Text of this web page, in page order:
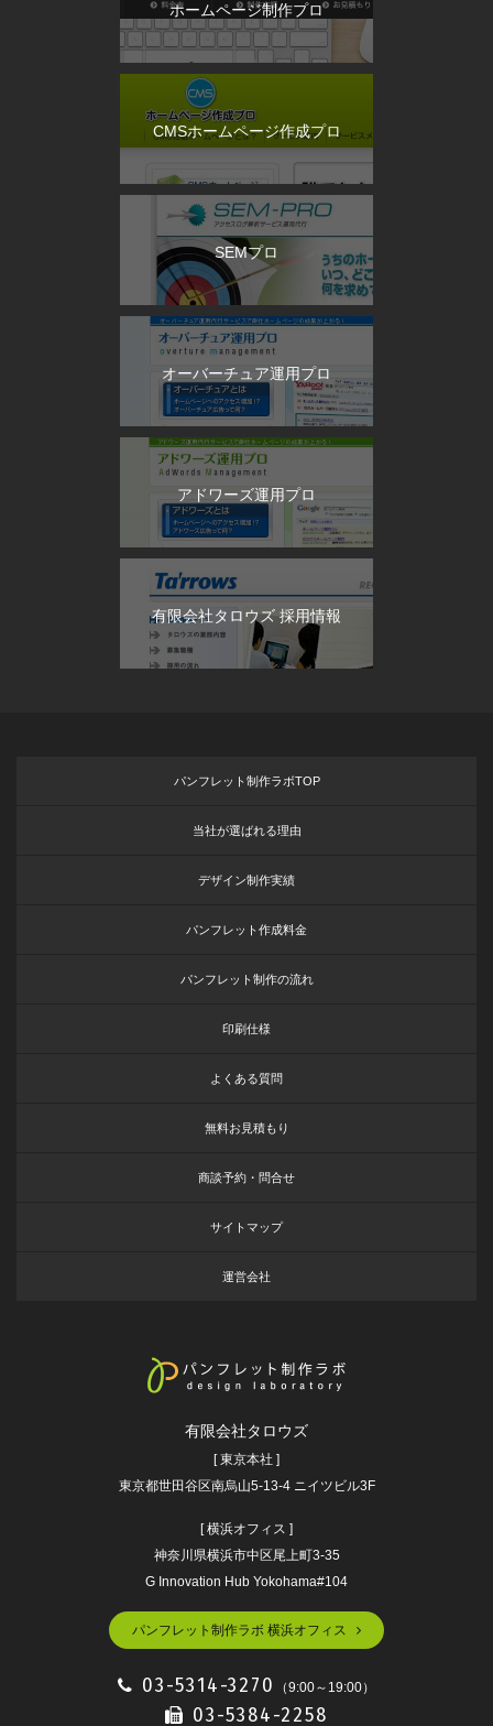
ホームページ制作プロ
CMSホームページ作成プロ
SEMプロ
オーバーチュア運用プロ
アドワーズ運用プロ
有限会社タロウズ 採用情報
パンフレット制作ラボTOP
当社が選ばれる理由
デザイン制作実績
パンフレット作成料金
パンフレット制作の流れ
印刷仕様
よくある質問
無料お見積もり
商談予約・問合せ
サイトマップ
運営会社
有限会社タロウズ
[ 東京本社 ]
東京都世田谷区南烏山5-13-4 ニイツビル3F
[ 横浜オフィス ]
神奈川県横浜市中区尾上町3-35
G Innovation Hub Yokohama#104
パンフレット制作ラボ 横浜オフィス
03-5314-3270 （9:00～19:00）
03-5384-2258